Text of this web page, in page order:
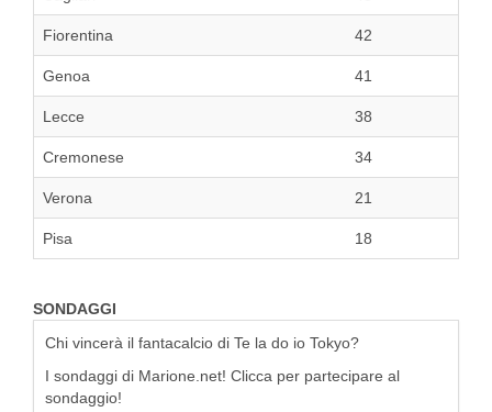
Fiorentina 42
Genoa 41
Lecce 38
Cremonese 34
Verona 21
Pisa 18
SONDAGGI
Chi vincerà il fantacalcio di Te la do io Tokyo?
I sondaggi di Marione.net! Clicca per partecipare al
sondaggio!